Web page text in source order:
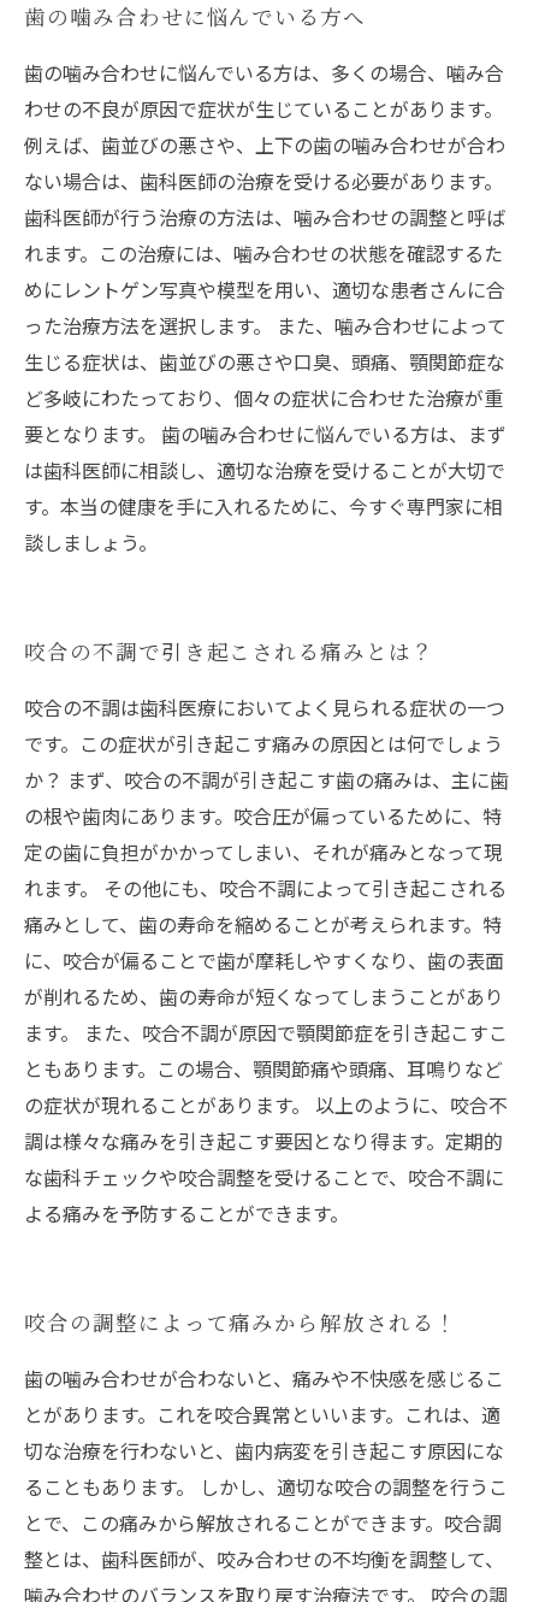
歯の噛み合わせに悩んでいる方へ
歯の噛み合わせに悩んでいる方は、多くの場合、噛み合
わせの不良が原因で症状が生じていることがあります。
例えば、歯並びの悪さや、上下の歯の噛み合わせが合わ
ない場合は、歯科医師の治療を受ける必要があります。
歯科医師が行う治療の方法は、噛み合わせの調整と呼ば
れます。この治療には、噛み合わせの状態を確認するた
めにレントゲン写真や模型を用い、適切な患者さんに合
った治療方法を選択します。 また、噛み合わせによって
生じる症状は、歯並びの悪さや口臭、頭痛、顎関節症な
ど多岐にわたっており、個々の症状に合わせた治療が重
要となります。 歯の噛み合わせに悩んでいる方は、まず
は歯科医師に相談し、適切な治療を受けることが大切で
す。本当の健康を手に入れるために、今すぐ専門家に相
談しましょう。
咬合の不調で引き起こされる痛みとは？
咬合の不調は歯科医療においてよく見られる症状の一つ
です。この症状が引き起こす痛みの原因とは何でしょう
か？ まず、咬合の不調が引き起こす歯の痛みは、主に歯
の根や歯肉にあります。咬合圧が偏っているために、特
定の歯に負担がかかってしまい、それが痛みとなって現
れます。 その他にも、咬合不調によって引き起こされる
痛みとして、歯の寿命を縮めることが考えられます。特
に、咬合が偏ることで歯が摩耗しやすくなり、歯の表面
が削れるため、歯の寿命が短くなってしまうことがあり
ます。 また、咬合不調が原因で顎関節症を引き起こすこ
ともあります。この場合、顎関節痛や頭痛、耳鳴りなど
の症状が現れることがあります。 以上のように、咬合不
調は様々な痛みを引き起こす要因となり得ます。定期的
な歯科チェックや咬合調整を受けることで、咬合不調に
よる痛みを予防することができます。
咬合の調整によって痛みから解放される！
歯の噛み合わせが合わないと、痛みや不快感を感じるこ
とがあります。これを咬合異常といいます。これは、適
切な治療を行わないと、歯内病変を引き起こす原因にな
ることもあります。 しかし、適切な咬合の調整を行うこ
とで、この痛みから解放されることができます。咬合調
整とは、歯科医師が、咬み合わせの不均衡を調整して、
噛み合わせのバランスを取り戻す治療法です。 咬合の調